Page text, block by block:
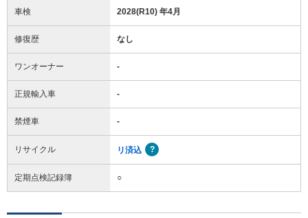
車検 2028(R10) 年4月
修復歴 なし
ワンオーナー -
正規輸入車 -
禁煙車 -
リサイクル リ済込
定期点検記録簿 ○